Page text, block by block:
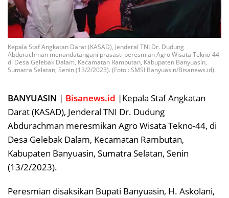
Kepala Staf Angkatan Darat (KASAD), Jenderal TNI Dr. Dudung
Abdurachman menandatangani prasasti peresmian Agro Wisata Tekno-44
di Desa Gelebak Dalam, Kecamatan Rambutan, Kabupaten Banyuasin,
Sumatra Selatan, Senin (13/2/2023). (Foto : SMSI Banyuasin/Bisanews.id).
BANYUASIN | Bisanews.id |Kepala Staf Angkatan
Darat (KASAD), Jenderal TNI Dr. Dudung
Abdurachman meresmikan Agro Wisata Tekno-44, di
Desa Gelebak Dalam, Kecamatan Rambutan,
Kabupaten Banyuasin, Sumatra Selatan, Senin
(13/2/2023).
Peresmian disaksikan Bupati Banyuasin, H. Askolani,